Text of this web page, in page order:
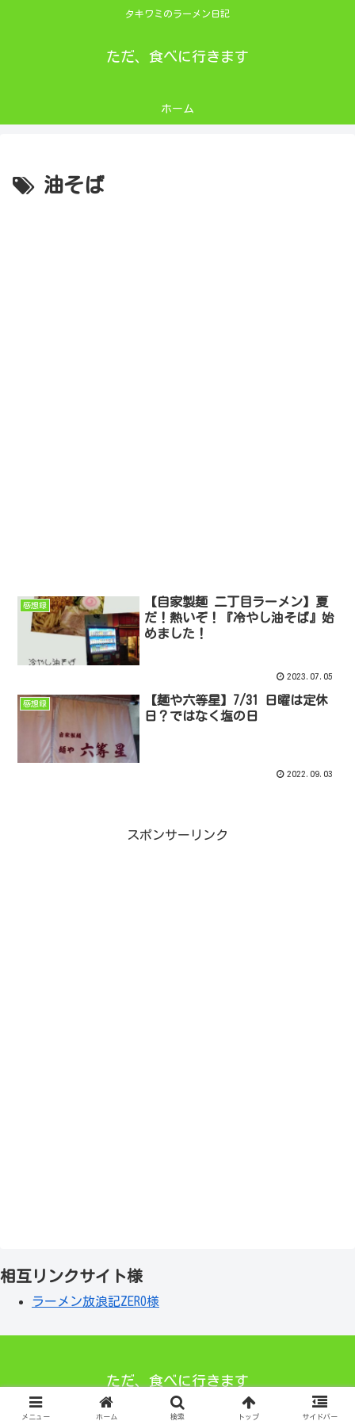
タキワミのラーメン日記
ただ、食べに行きます
ホーム
油そば
感想録
【自家製麺 二丁目ラーメン】夏
だ！熱いぞ！『冷やし油そば』始
めました！
2023.07.05
感想録
【麺や六等星】7/31 日曜は定休
日？ではなく塩の日
2022.09.03
スポンサーリンク
相互リンクサイト様
ラーメン放浪記ZERO様
ただ、食べに行きます
© 2021 ただ、食べに行きます.
メニュー ホーム 検索 トップ サイドバー